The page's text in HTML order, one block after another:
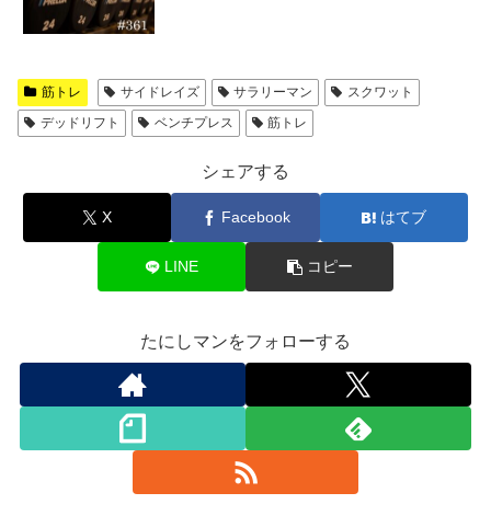
筋トレ サイドレイズ サラリーマン
スクワット
デッドリフト
ベンチプレス 筋トレ
シェアする
X Facebook はてブ
LINE コピー
たにしマンをフォローする